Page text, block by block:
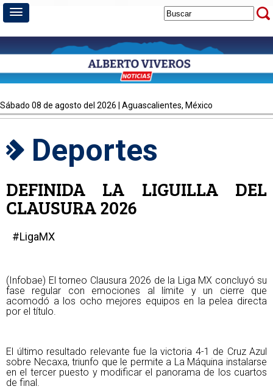
sábado 08 de agosto del 2026 | Aguascalientes, México
Deportes
DEFINIDA LA LIGUILLA DEL
CLAUSURA 2026
#LigaMX
(Infobae) El torneo Clausura 2026 de la Liga MX concluyó su
fase regular con emociones al límite y un cierre que
acomodó a los ocho mejores equipos en la pelea directa
por el título.
El último resultado relevante fue la victoria 4-1 de Cruz Azul
sobre Necaxa, triunfo que le permite a La Máquina instalarse
en el tercer puesto y modificar el panorama de los cuartos
de final.